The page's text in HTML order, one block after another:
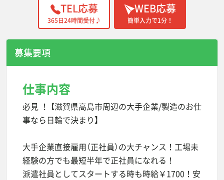
WEB応募
簡単入力で1分！
TEL応募
365日24時間受付♪
募集要項
仕事内容
必見 ！ 【滋賀県高島市周辺の大手企業/製造のお仕
事なら日輪で決まり】
大手企業直接雇用（正社員）の大チャンス！工場未
経験の方でも最短半年で正社員になれる！
派遣社員としてスタートする時も時給￥1700！安